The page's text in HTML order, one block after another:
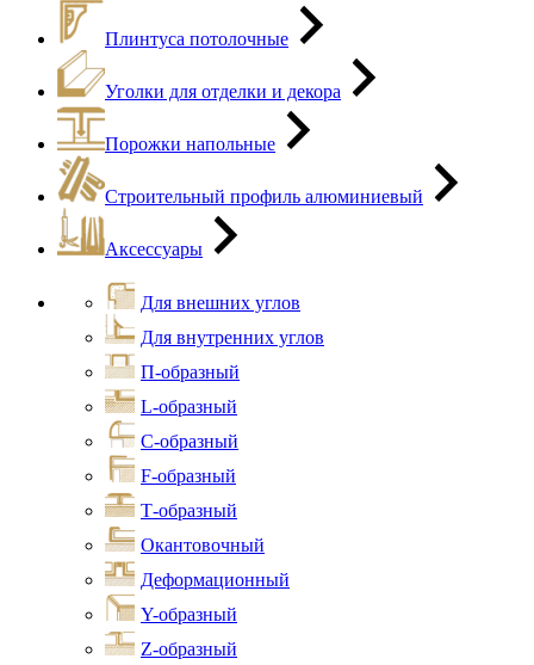
Плинтуса потолочные
Уголки для отделки и декора
Порожки напольные
Строительный профиль алюминиевый
Аксессуары
Для внешних углов
Для внутренних углов
П-образный
L-образный
С-образный
F-образный
Т-образный
Окантовочный
Деформационный
Y-образный
Z-образный